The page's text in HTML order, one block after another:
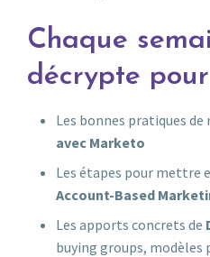
Chaque
décrypte
Les bonnes pratiques de
avec Marketo
Les étapes pour mettre
Account-Based
Les apports concrets de
buying groups, modèles